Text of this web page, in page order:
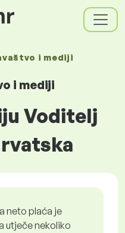
i mediji
i mediji
Voditelj
neto plaća je
utječe nekoliko